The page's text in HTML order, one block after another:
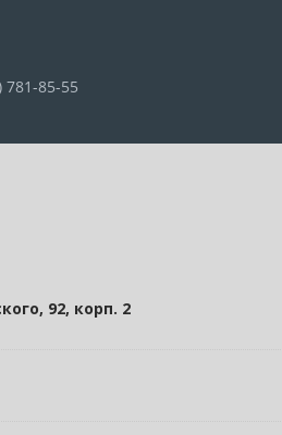
781-85-55
92, корп. 2